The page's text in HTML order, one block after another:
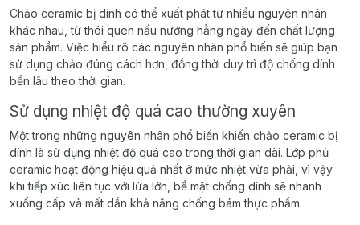
Chảo ceramic bị dính có thể xuất phát từ nhiều nguyên nhân
khác nhau, từ thói quen nấu nướng hằng ngày đến chất lượng
sản phẩm. Việc hiểu rõ các nguyên nhân phổ biến sẽ giúp bạn
sử dụng chảo đúng cách hơn, đồng thời duy trì độ chống dính
bền lâu theo thời gian.
Sử dụng nhiệt độ quá cao thường xuyên
Một trong những nguyên nhân phổ biến khiến chảo ceramic bị
dính là sử dụng nhiệt độ quá cao trong thời gian dài. Lớp phủ
ceramic hoạt động hiệu quả nhất ở mức nhiệt vừa phải, vì vậy
khi tiếp xúc liên tục với lửa lớn, bề mặt chống dính sẽ nhanh
xuống cấp và mất dần khả năng chống bám thực phẩm.